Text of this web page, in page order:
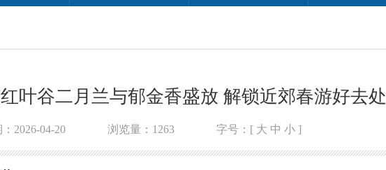
叶谷二月兰与郁金香盛放 解锁近郊春游好去处
2026-04-20 浏览量： 1263 字号：[ 大 中 小 ]